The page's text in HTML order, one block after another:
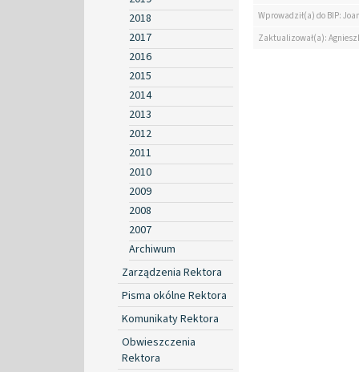
2018
2017
2016
2015
2014
2013
2012
2011
2010
2009
2008
2007
Archiwum
Zarządzenia Rektora
Pisma okólne Rektora
Komunikaty Rektora
Obwieszczenia
Rektora
Wprowadził(a) do BIP:
Zaktualizował(a):